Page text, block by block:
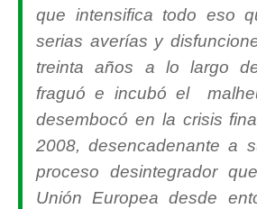
que intensifica todo eso
serias averías y
treinta años a lo largo
fraguó e incubó el
desembocó en la crisis
2008, desencadenante a
proceso desintegrador
Unión Europea desde